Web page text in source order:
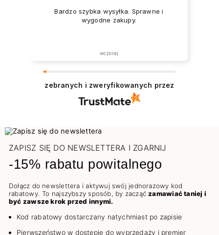
Bardzo szybka wysyłka. Sprawne i
wygodne zakupy.
wczoraj
zebranych i zweryfikowanych przez
ZAPISZ SIĘ DO NEWSLETTERA I ZGARNIJ
-15% rabatu powitalnego
Dołącz do newslettera i aktywuj swój jednorazowy kod
rabatowy. To najszybszy sposób, by zacząćzamawiać taniej i
być zawsze krok przed innymi.
Kod rabatowy dostarczany natychmiast po zapisie
Pierwszeństwo w dostępie do wyprzedaży i premier